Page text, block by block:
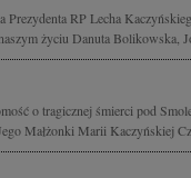
Prezydenta RP Lecha
życiu Danuta Bolikowska,
o tragicznej śmierci pod
Małżonki Marii Kaczyńskiej